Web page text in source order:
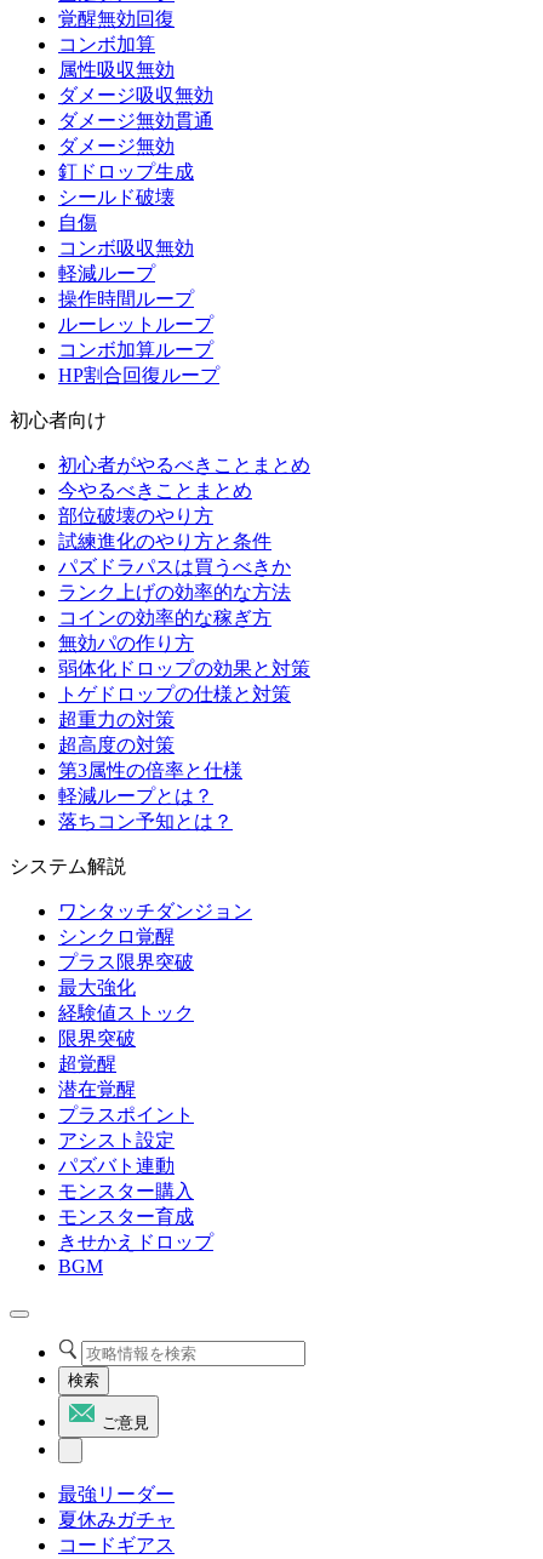
覚醒無効回復
コンボ加算
属性吸収無効
ダメージ吸収無効
ダメージ無効貫通
ダメージ無効
釘ドロップ生成
シールド破壊
自傷
コンボ吸収無効
軽減ループ
操作時間ループ
ルーレットループ
コンボ加算ループ
HP割合回復ループ
初心者向け
初心者がやるべきことまとめ
今やるべきことまとめ
部位破壊のやり方
試練進化のやり方と条件
パズドラパスは買うべきか
ランク上げの効率的な方法
コインの効率的な稼ぎ方
無効パの作り方
弱体化ドロップの効果と対策
トゲドロップの仕様と対策
超重力の対策
超高度の対策
第3属性の倍率と仕様
軽減ループとは？
落ちコン予知とは？
システム解説
ワンタッチダンジョン
シンクロ覚醒
プラス限界突破
最大強化
経験値ストック
限界突破
超覚醒
潜在覚醒
プラスポイント
アシスト設定
パズバト連動
モンスター購入
モンスター育成
きせかえドロップ
BGM
検索
ご意見
最強リーダー
夏休みガチャ
コードギアス